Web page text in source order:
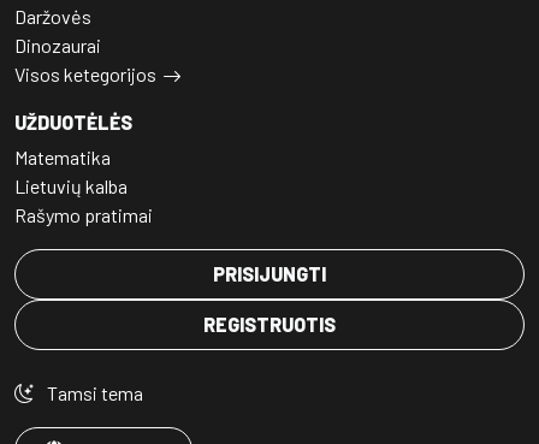
Daržovės
Dinozaurai
Visos ketegorijos
UŽDUOTĖLĖS
Matematika
Lietuvių kalba
Rašymo pratimai
PRISIJUNGTI
REGISTRUOTIS
Tamsi tema